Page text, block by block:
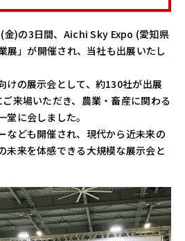
金)の3日間、Aichi Sky Expo (愛知県
展」が開催され、当社も出展いたし
けの展示会として、約130社が出展
来場いただき、農業・畜産に関わる
に会しました。
なども開催され、現代から近未来の
未来を体感できる大規模な展示会と